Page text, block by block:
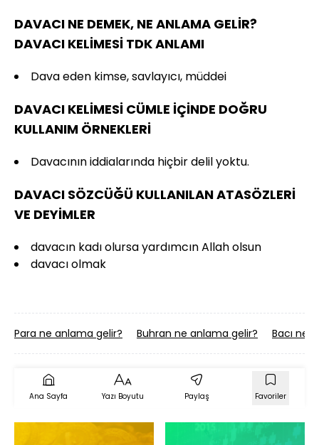
DAVACI NE DEMEK, NE ANLAMA GELİR?
DAVACI KELİMESİ TDK ANLAMI
Dava eden kimse, savlayıcı, müddei
DAVACI KELİMESİ CÜMLE İÇİNDE DOĞRU
KULLANIM ÖRNEKLERİ
Davacının iddialarında hiçbir delil yoktu.
DAVACI SÖZCÜĞÜ KULLANILAN ATASÖZLERİ
VE DEYİMLER
davacın kadı olursa yardımcın Allah olsun
davacı olmak
Para ne anlama gelir? Buhran ne anlama gelir? Bacı ne
Ana Sayfa Yazı Boyutu Paylaş Favoriler